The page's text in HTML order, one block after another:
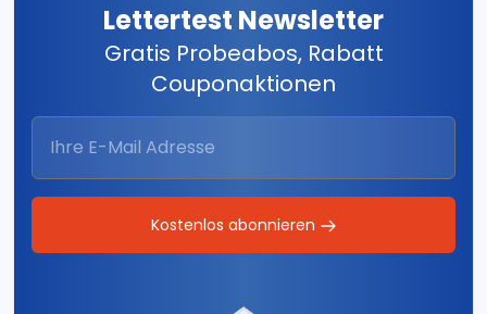
Lettertest Newsletter
Gratis Probeabos, Rabatt
Couponaktionen
Kostenlos abonnieren